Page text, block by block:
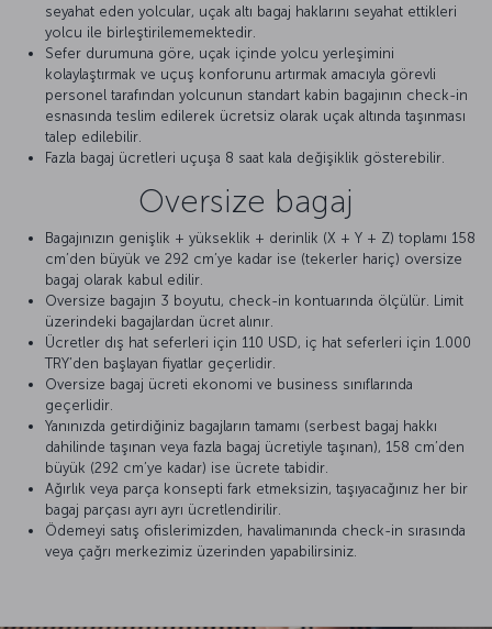
seyahat eden yolcular, uçak altı bagaj haklarını seyahat ettikleri
yolcu ile birleştirilememektedir.
Sefer durumuna göre, uçak içinde yolcu yerleşimini
kolaylaştırmak ve uçuş konforunu artırmak amacıyla görevli
personel tarafından yolcunun standart kabin bagajının check-in
esnasında teslim edilerek ücretsiz olarak uçak altında taşınması
talep edilebilir.
Fazla bagaj ücretleri uçuşa 8 saat kala değişiklik gösterebilir.
Oversize bagaj
Bagajınızın genişlik + yükseklik + derinlik (X + Y + Z) toplamı 158
cm’den büyük ve 292 cm’ye kadar ise (tekerler hariç) oversize
bagaj olarak kabul edilir.
Oversize bagajın 3 boyutu, check-in kontuarında ölçülür. Limit
üzerindeki bagajlardan ücret alınır.
Ücretler dış hat seferleri için 110 USD, iç hat seferleri için 1.000
TRY’den başlayan fiyatlar geçerlidir.
Oversize bagaj ücreti ekonomi ve business sınıflarında
geçerlidir.
Yanınızda getirdiğiniz bagajların tamamı (serbest bagaj hakkı
dahilinde taşınan veya fazla bagaj ücretiyle taşınan), 158 cm’den
büyük (292 cm’ye kadar) ise ücrete tabidir.
Ağırlık veya parça konsepti fark etmeksizin, taşıyacağınız her bir
bagaj parçası ayrı ayrı ücretlendirilir.
Ödemeyi satış ofislerimizden, havalimanında check-in sırasında
veya çağrı merkezimiz üzerinden yapabilirsiniz.